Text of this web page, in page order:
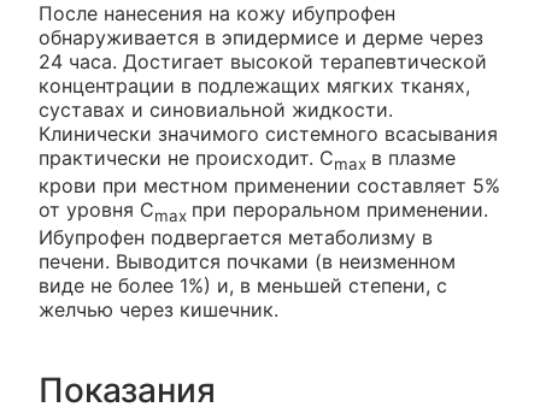
После нанесения на кожу ибупрофен
обнаруживается в эпидермисе и дерме через
24 часа. Достигает высокой терапевтической
концентрации в подлежащих мягких тканях,
суставах и синовиальной жидкости.
Клинически значимого системного всасывания
практически не происходит. Сmax в плазме
крови при местном применении составляет 5%
от уровня Сmax при пероральном применении.
Ибупрофен подвергается метаболизму в
печени. Выводится почками (в неизменном
виде не более 1%) и, в меньшей степени, с
желчью через кишечник.
Показания